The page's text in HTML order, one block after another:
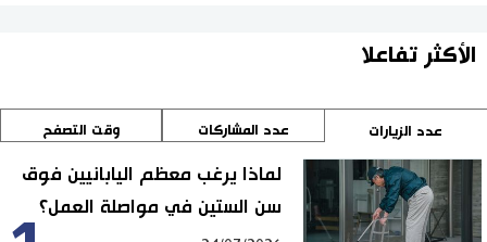
الأكثر تفاعلا
عدد الزيارات عدد المشاركات وقت التصفح
لماذا يرغب معظم اليابانيين فوق
سن الستين في مواصلة العمل؟